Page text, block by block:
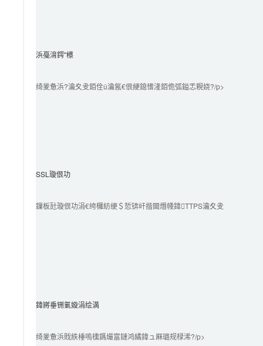
浜戞湇鍔″櫒
绮夎惫浜?瀹夊叏銆佺ǔ瀹氥€佷綆鎴愭湰銆佹弧鎰忎粯娆?/p>
SSL璇佷功
鏁板瓧璇佷功涓€绔欏紡绠＄悊锛屽揩閫熸帴鍏TTPS瀹夊叏
鍏嶈垂铏氭嫙涓绘満
绮夎惫浜戝紩棰嗚櫄鎷熶富鏈鸿繘鍏ュ厤璐规椂浠?/p>